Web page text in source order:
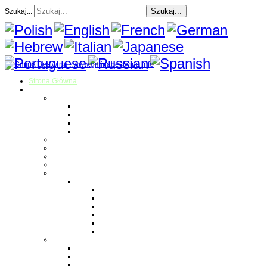
Szukaj... Szukaj...
Strona Główna